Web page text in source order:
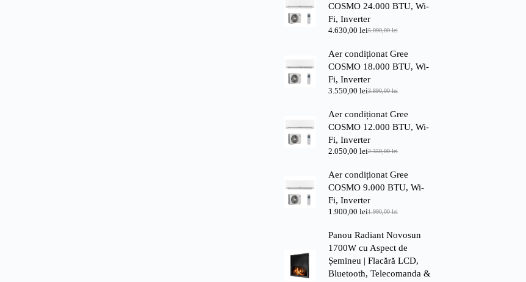
COSMO 24.000 BTU, Wi-
Fi, Inverter
5.090,00lei
Prețul
a
fost:
4.630,00 lei
Prețul
este:
4.630,00 lei.
Aer condiționat Gree
COSMO 18.000 BTU, Wi-
Fi, Inverter
3.890,00lei
Prețul
a
fost:
3.550,00 lei
Prețul
este:
3.550,00 lei.
Aer condiționat Gree
COSMO 12.000 BTU, Wi-
Fi, Inverter
2.350,00lei
Prețul
a
fost:
2.050,00 lei
Prețul
este:
2.050,00 lei.
Aer condiționat Gree
COSMO 9.000 BTU, Wi-
Fi, Inverter
1.990,00lei
Prețul
a
fost:
1.990,00 lei.
1.900,00 lei
Prețul
este:
1.900,00 lei.
Panou Radiant Novosun
1700W cu Aspect de
Șemineu | Flacără LCD,
Bluetooth, Telecomanda &